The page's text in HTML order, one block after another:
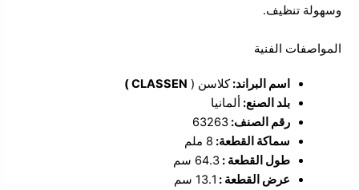
وسهولة تنظيف.
المواصفات الفنية
اسم البراند:كلاسن ( CLASSEN )
بلد الصنع: ألمانيا
رقم الصنف:63263
سماكة القطعة: 8 ملم
طول القطعة :64.3 سم
عرض القطعة : 13.1 سم